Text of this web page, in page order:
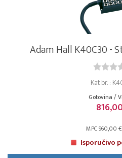
Adam Hall K40C30 -
Kat.br. :
Gotovina /
MPC 960,00
Isporučivo